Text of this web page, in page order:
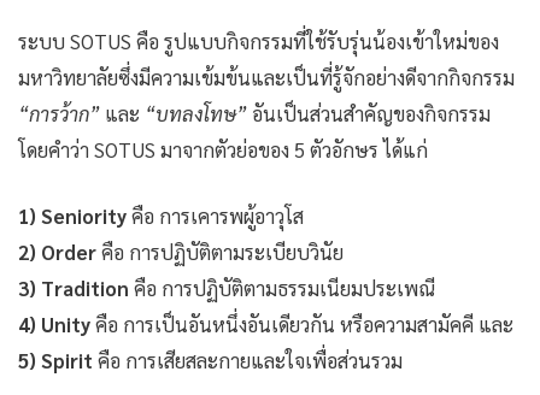
ระบบ SOTUS คือ รูปแบบกิจกรรมที่ใช้รับรุ่นน้องเข้าใหม่ของ
มหาวิทยาลัยซึ่งมีความเข้มข้นและเป็นที่รู้จักอย่างดีจากกิจกรรม
“การว้าก” และ “บทลงโทษ” อันเป็นส่วนสำคัญของกิจกรรม
โดยคำว่า SOTUS มาจากตัวย่อของ 5 ตัวอักษร ได้แก่
1) Seniorityคือ การเคารพผู้อาวุโส
2) Orderคือ การปฏิบัติตามระเบียบวินัย
3) Tradition คือ การปฏิบัติตามธรรมเนียมประเพณี
4) Unityคือ การเป็นอันหนึ่งอันเดียวกัน หรือความสามัคคี และ
5) Spirit คือ การเสียสละกายและใจเพื่อส่วนรวม